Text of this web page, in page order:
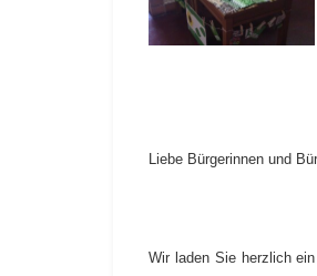
Liebe Bürgerinnen und
Wir laden Sie herzlich